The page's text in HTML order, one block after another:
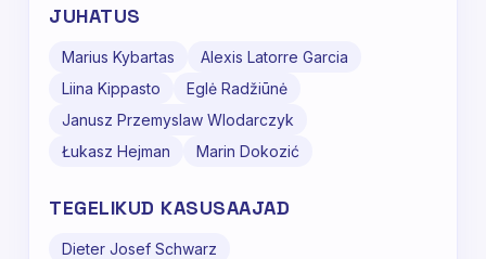
JUHATUS
Marius Kybartas
Alexis Latorre Garcia
Liina Kippasto
Eglė Radžiūnė
Janusz Przemyslaw Wlodarczyk
Łukasz Hejman
Marin Dokozić
TEGELIKUD KASUSAAJAD
Dieter Josef Schwarz